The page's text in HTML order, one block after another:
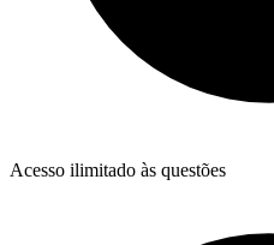
Acesso ilimitado às questões